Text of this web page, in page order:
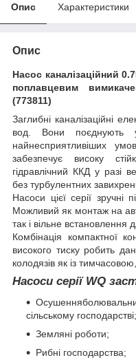
Опис Характеристики
Опис
Насос каналізаційний
поплавцевим
(773811)
Заглибні каналізаційні
вод. Вони поєднують
найнесприятливіших
забезпечує високу
гідравлічний ККД у разі
без турбулентних
Насоси цієї серії зручні
Можливий як монтаж на
так і вільне встановлення
Комбінація компактної
високого тиску робить
колодязів як із
Насоси серії WQ
сільському господарстві;
Земляні роботи;
Рибні господарства;